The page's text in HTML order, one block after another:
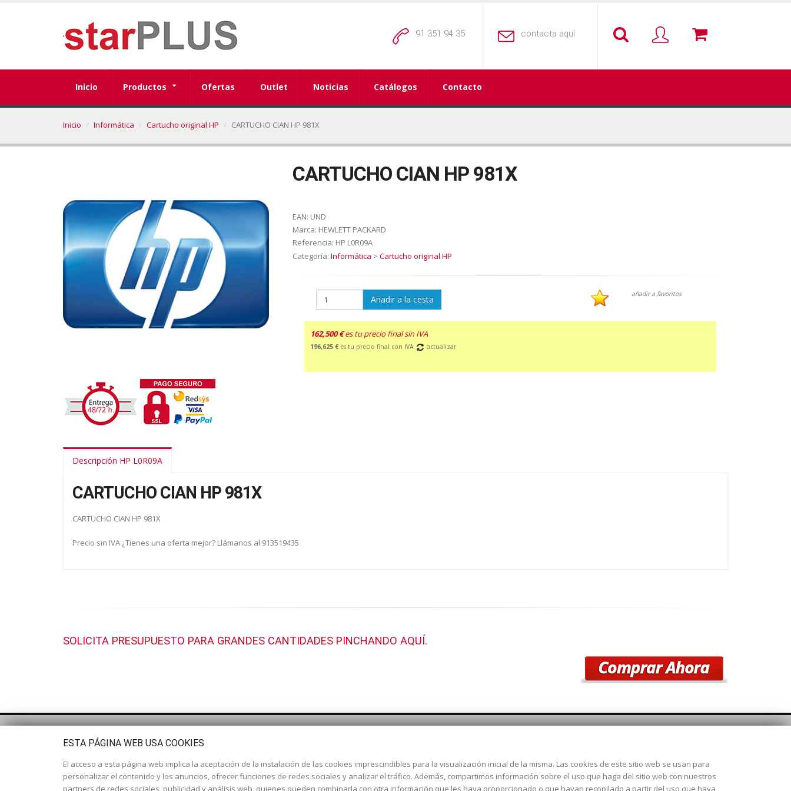
91 351 94 35 contacta aquí
Inicio Productos Ofertas Outlet Noticias Catálogos Contacto
Inicio Informática Cartucho original HP CARTUCHO CIAN HP 981X
CARTUCHO CIAN HP 981X
EAN: UND
Marca: HEWLETT PACKARD
Referencia: HP L0R09A
Categoría: Informática > Cartucho original HP
Añadir a la cesta añadir a favoritos
162,500 € es tu precio final sin IVA
196,625 € es tu precio final con IVA actualizar
Descripción HP L0R09A
CARTUCHO CIAN HP 981X
CARTUCHO CIAN HP 981X
Precio sin IVA ¿Tienes una oferta mejor? Llámanos al 913519435
SOLICITA PRESUPUESTO PARA GRANDES CANTIDADES PINCHANDO AQUÍ.
Dirección:c/ Cercedilla nº 14, 28925
Alcorcón
ESTA PÁGINA WEB USA COOKIES
El acceso a esta página web implica la aceptación de la instalación de las cookies imprescindibles para la visualización inicial de la misma. Las cookies de este sitio web se usan para
personalizar el contenido y los anuncios, ofrecer funciones de redes sociales y analizar el tráfico. Además, compartimos información sobre el uso que haga del sitio web con nuestros
partners de redes sociales, publicidad y análisis web, quienes pueden combinarla con otra información que les haya proporcionado o que hayan recopilado a partir del uso que haya